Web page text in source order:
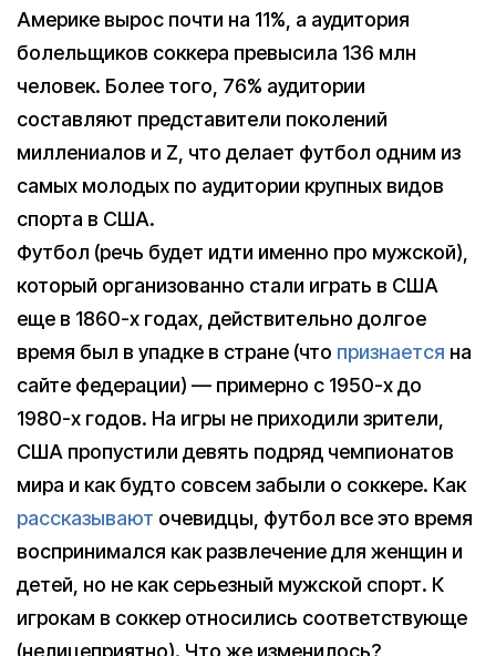
Америке вырос почти на 11%, а аудитория
болельщиков соккера превысила 136 млн
человек. Более того, 76% аудитории
составляют представители поколений
миллениалов и Z, что делает футбол одним из
самых молодых по аудитории крупных видов
спорта в США.
Футбол (речь будет идти именно про мужской),
который организованно стали играть в США
еще в 1860-х годах, действительно долгое
время был в упадке в стране (что признается на
сайте федерации) — примерно с 1950-х до
1980-х годов. На игры не приходили зрители,
США пропустили девять подряд чемпионатов
мира и как будто совсем забыли о соккере. Как
рассказывают очевидцы, футбол все это время
воспринимался как развлечение для женщин и
детей, но не как серьезный мужской спорт. К
игрокам в соккер относились соответствующе